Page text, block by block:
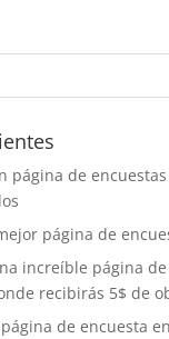
página de
página de
increíble página
recibirás 5$ de
de encuesta